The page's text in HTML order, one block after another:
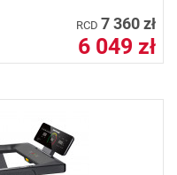
RCD 7 360 zł
6 049 zł